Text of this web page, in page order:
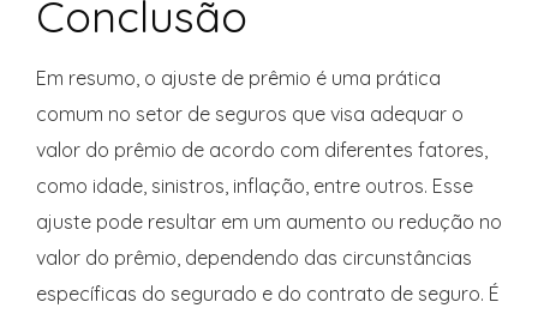
Conclusão
Em resumo, o ajuste de prêmio é uma prática
comum no setor de seguros que visa adequar o
valor do prêmio de acordo com diferentes fatores,
como idade, sinistros, inflação, entre outros. Esse
ajuste pode resultar em um aumento ou redução no
valor do prêmio, dependendo das circunstâncias
específicas do segurado e do contrato de seguro. É